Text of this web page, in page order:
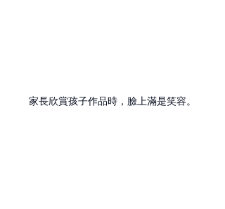
家長欣賞孩子作品時，臉上滿是笑容。